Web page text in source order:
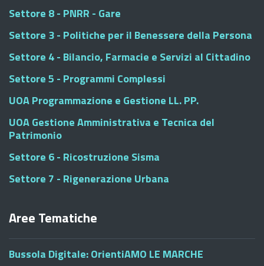
Settore 8 - PNRR - Gare
Settore 3 - Politiche per il Benessere della Persona
Settore 4 - Bilancio, Farmacie e Servizi al Cittadino
Settore 5 - Programmi Complessi
UOA Programmazione e Gestione LL. PP.
UOA Gestione Amministrativa e Tecnica del
Patrimonio
Settore 6 - Ricostruzione Sisma
Settore 7 - Rigenerazione Urbana
Aree Tematiche
Bussola Digitale: OrientiAMO LE MARCHE